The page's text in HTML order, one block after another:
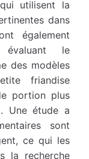
utilisent la
dans
également
le
des modèles
friandise
portion plus
Une étude a
sont
ce qui les
la recherche